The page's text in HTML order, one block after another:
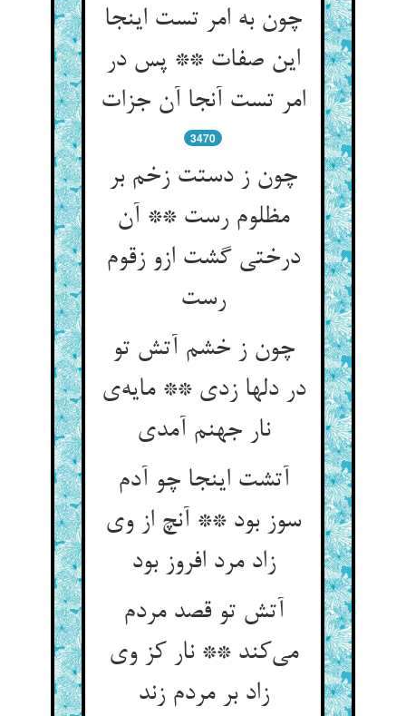
چون به امر تست اینجا
این صفات ** پس در
امر تست آنجا آن جزات
3470
چون ز دستت زخم بر
مظلوم رست ** آن
درختی گشت ازو زقوم
رست
چون ز خشم آتش تو
در دلها زدی ** مایه‌ی
نار جهنم آمدی
آتشت اینجا چو آدم
سوز بود ** آنچ از وی
زاد مرد افروز بود
آتش تو قصد مردم
می‌کند ** نار کز وی
زاد بر مردم زند